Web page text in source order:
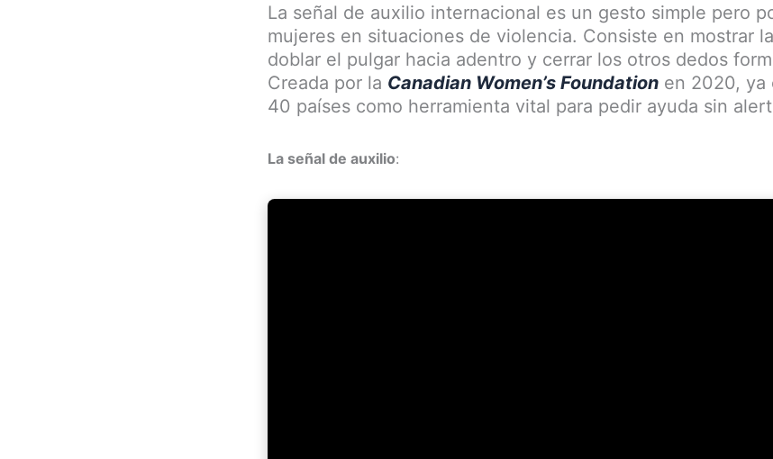
La señal de auxilio internacional es un gesto simple pero
mujeres en situaciones de violencia. Consiste en mostrar
doblar el pulgar hacia adentro y cerrar los otros dedos
Creada por la Canadian Women’s Foundation en 2020, ya
40 países como herramienta vital para pedir ayuda sin
La señal de auxilio: